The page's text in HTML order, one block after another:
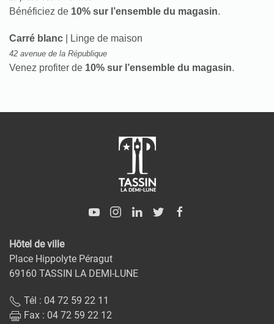
Bénéficiez de 10% sur l’ensemble du magasin.
Carré blanc | Linge de maison
42 avenue de la République
Venez profiter de 10% sur l’ensemble du magasin.
Hôtel de ville
Place Hippolyte Péragut
69160 TASSIN LA DEMI-LUNE
Tél : 04 72 59 22 11
Fax : 04 72 59 22 12